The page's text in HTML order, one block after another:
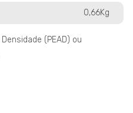
0,66Kg
(PEAD) ou